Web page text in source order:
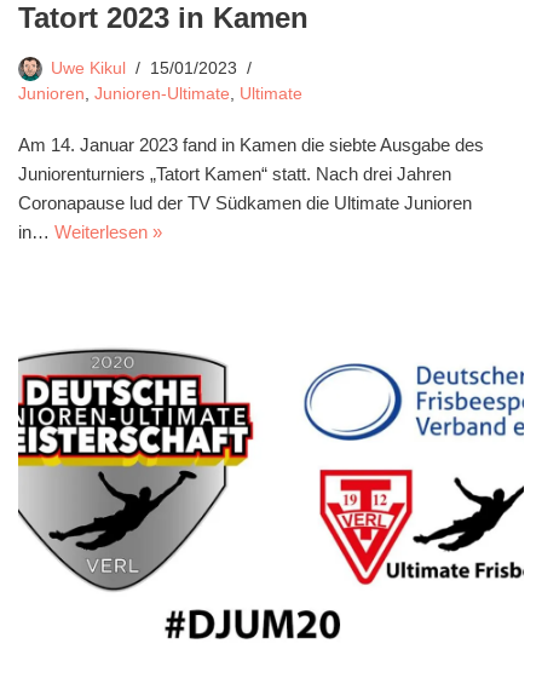
Tatort 2023 in Kamen
Uwe Kikul
15/01/2023
Junioren, Junioren-Ultimate, Ultimate
Am 14. Januar 2023 fand in Kamen die siebte Ausgabe des
Juniorenturniers „Tatort Kamen“ statt. Nach drei Jahren
Coronapause lud der TV Südkamen die Ultimate Junioren
in… Weiterlesen »